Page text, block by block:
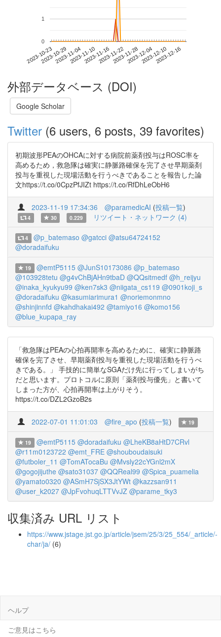
2023-10-232023-10-292023-11-042023-11-102023-11-162023-11-222023-11-282023-12-042023-12-102023-12-16
0
1
外部データベース (DOI)
Google Scholar
Twitter (6 users, 6 posts, 39 favorites)
初期波形PEAのOHCAに対する病院前薬剤投与はROSC率を
高めるため，救急隊は確実に静脈路確保を完了させ早期薬剤
投与を重視した現場活動を行うべきであることを報告した論
文https://t.co/0CpzPfJIZt https://t.co/RfDhLeObH6
2023-11-19 17:34:36 @paramedicAI (投稿一覧)
4 30 0.229 リツイート・ネットワーク (4)
4 @p_batemaso @gatcci @atsu64724152
@doradaifuku
19 @emtP5115 @JunS10173086 @p_batemaso
@103928tetu @g4vChBjAHn9tbaD @QQsitmedf @h_reijyu
@inaka_kyukyu99 @ken7sk3 @niigata_cs119 @0901koji_s
@doradaifuku @kasumiarimura1 @noriemonmno
@shinjinnfd @kahdhakai492 @tamiyo16 @komo156
@blue_kupapa_ray
「救急隊はPEAの心拍再開率を高めるために、確実に静脈路
確保を完了させ、早期薬剤投与を重視した現場活動を行うべ
きである。」 手技的に簡単なSGAだけ先に行ってしまいがち
だと思います。プロトコルに原則「薬剤投与優先」と書いて
しまった方が、心拍再開率は上がりそう。
https://t.co/DZL2GzoB2s
2022-07-01 11:01:03 @fire_apo (投稿一覧) 19
19 @emtP5115 @doradaifuku @LheKB8aHtD7CRvl
@r11m0123722 @emt_FRE @shouboudaisuki
@futboler_11 @TomATocaBu @Mvsly22cYGnl2mX
@gogojijuthe @sato31037 @QQReal99 @Spica_puamelia
@yamato0320 @ASmH7SjSX3JtYWt @kazzsan911
@user_k2027 @JpFvohuqLTTVvJZ @parame_tky3
収集済み URL リスト
https://www.jstage.jst.go.jp/article/jsem/25/3/25_554/_article/-
char/ja/ (6)
ヘルプ
ご意見はこちら